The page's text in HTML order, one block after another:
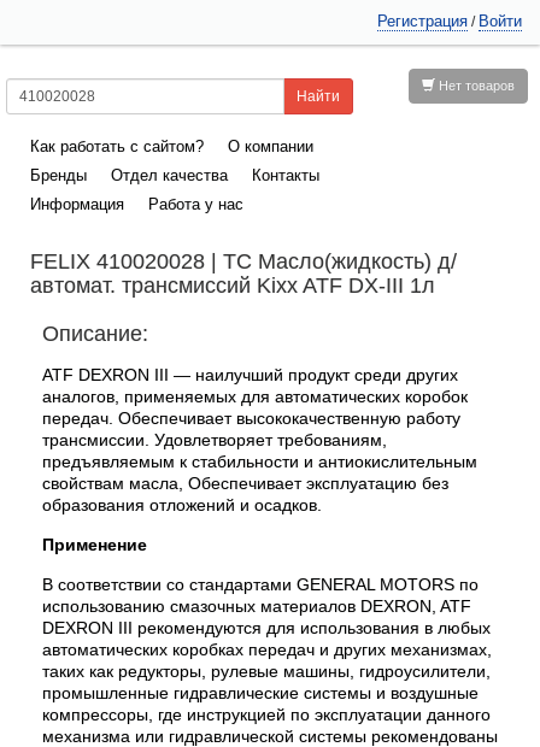
Регистрация / Войти
Нет товаров
Как работать с сайтом?
О компании
Бренды
Отдел качества
Контакты
Информация
Работа у нас
FELIX 410020028 | ТС Масло(жидкость) д/
автомат. трансмиссий Kixx ATF DX-III 1л
Описание:
ATF DEXRON III — наилучший продукт среди других
аналогов, применяемых для автоматических коробок
передач. Обеспечивает высококачественную работу
трансмиссии. Удовлетворяет требованиям,
предъявляемым к стабильности и антиокислительным
свойствам масла, Обеспечивает эксплуатацию без
образования отложений и осадков.
Применение
В соответствии со стандартами GENERAL MOTORS по
использованию смазочных материалов DEXRON, ATF
DEXRON III рекомендуются для использования в любых
автоматических коробках передач и других механизмах,
таких как редукторы, рулевые машины, гидроусилители,
промышленные гидравлические системы и воздушные
компрессоры, где инструкцией по эксплуатации данного
механизма или гидравлической системы рекомендованы